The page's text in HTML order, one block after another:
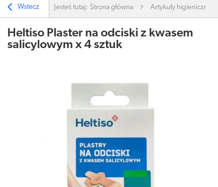
Wstecz Jesteś tutaj: Strona główna Artykuły higieniczne
Heltiso Plaster na odciski z kwasem
salicylowym x 4 sztuk